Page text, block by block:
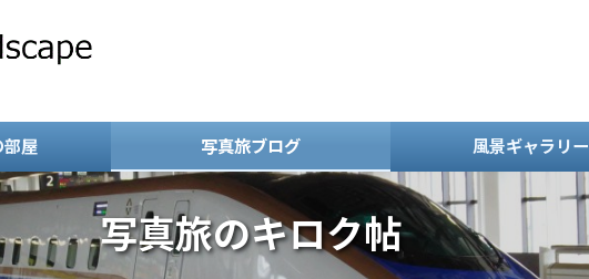
部屋 写真旅ブログ 風景ギャラリー
写真旅のキロク帖